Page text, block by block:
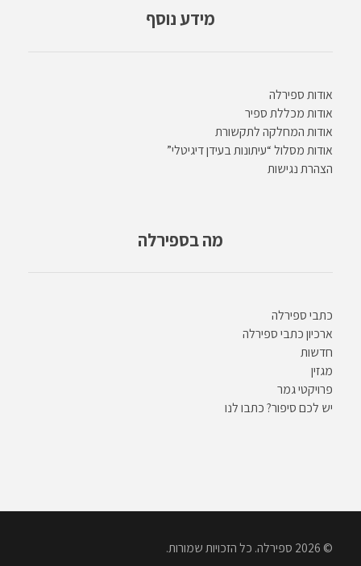
מידע נוסף
אודות ספירלה
אודות מכללת ספיר
אודות המחלקה לתקשורת
אודות מסלול “עיתונות בעידן דיגיטלי”
הצהרת נגישות
מה בספירלה
כתבי ספירלה
ארכיון כתבי ספירלה
חדשות
מגזין
פרויקטי גמר
יש לכם סיפור? כתבו לנו
© 2026 ספירלה. כל הזכויות שמורות.